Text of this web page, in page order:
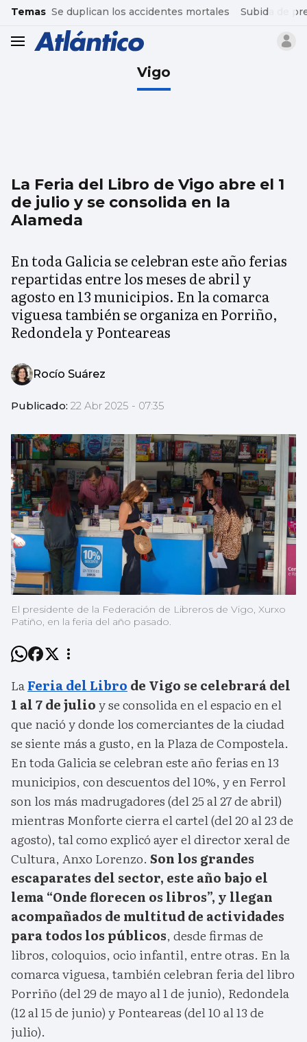
common.go-to-content
Temas Se duplican los accidentes mortales Subida de
header.menu.open
Vigo
La Feria del Libro de Vigo abre el 1
de julio y se consolida en la
Alameda
En toda Galicia se celebran este año ferias
repartidas entre los meses de abril y
agosto en 13 municipios. En la comarca
viguesa también se organiza en Porriño,
Redondela y Ponteareas
Rocío Suárez
Publicado: 22 Abr 2025 - 07:35
El presidente de la Federación de Libreros de Vigo, Xurxo
Patiño, en la feria del año pasado.
LaFeria del Libro de Vigo se celebrará del
1 al 7 de julioy se consolida en el espacio en el
que nació y donde los comerciantes de la ciudad
se siente más a gusto, en la Plaza de Compostela.
En toda Galicia se celebran este año ferias en 13
municipios, con descuentos del 10%, y en Ferrol
son los más madrugadores (del 25 al 27 de abril)
mientras Monforte cierra el cartel (del 20 al 23 de
agosto), tal como explicó ayer el director xeral de
Cultura, Anxo Lorenzo. Son los grandes
escaparates del sector, este año bajo el
lema “Onde florecen os libros”, y llegan
acompañados de multitud de actividades
para todos los públicos, desde firmas de
libros, coloquios, ocio infantil, entre otras. En la
comarca viguesa, también celebran feria del libro
Porriño (del 29 de mayo al 1 de junio), Redondela
(12 al 15 de junio) y Ponteareas (del 10 al 13 de
julio).